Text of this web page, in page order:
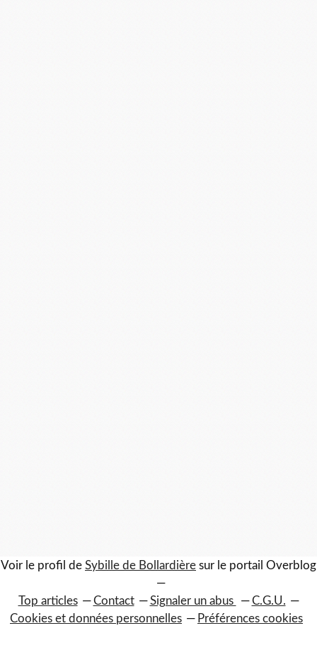
Voir le profil de Sybille de Bollardière sur le portail Overblog
Top articles Contact Signaler un abus
C.G.U.
Cookies et données personnelles
Préférences cookies